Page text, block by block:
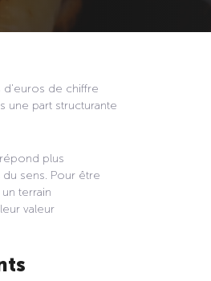
de chiffre
une part structurante
plus
sens. Pour être
terrain
valeur